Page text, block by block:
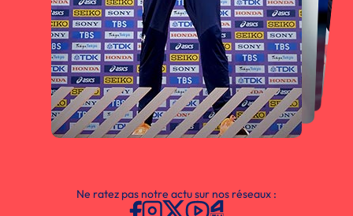
Ne ratez pas notre actu sur nos réseaux :